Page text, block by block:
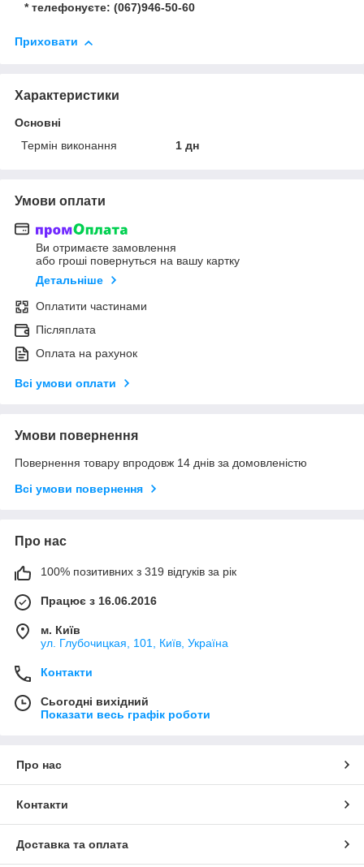
* телефонуєте: (067)946-50-60
Приховати
Характеристики
Основні
Термін виконання
1 дн
Умови оплати
Ви отримаєте замовлення
або гроші повернуться на вашу картку
Детальніше
Оплатити частинами
Післяплата
Оплата на рахунок
Всі умови оплати
Умови повернення
Повернення товару впродовж 14 днів за домовленістю
Всі умови повернення
Про нас
100% позитивних з 319 відгуків за рік
Працює з 16.06.2016
м. Київ
ул. Глубочицкая, 101, Київ, Україна
Контакти
Сьогодні вихідний
Показати весь графік роботи
Про нас
Контакти
Доставка та оплата